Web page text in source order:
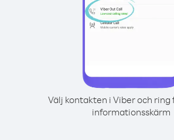
Välj kontakten i Viber och ring
informationsskärm